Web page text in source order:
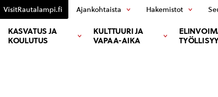
KASVATUS JA
KOULUTUS
KULTTUURI JA
VAPAA-AIKA
VisitRautalampi.fi Ajankohtaista Hakemistot